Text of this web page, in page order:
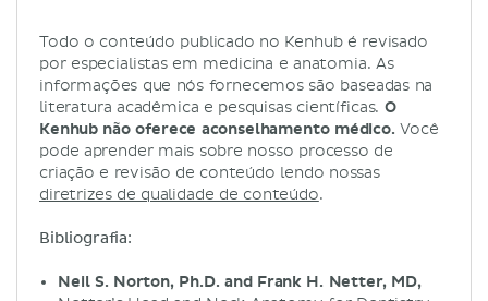
Todo o conteúdo publicado no Kenhub é revisado
por especialistas em medicina e anatomia. As
informações que nós fornecemos são baseadas na
literatura acadêmica e pesquisas científicas. O
Kenhub não oferece aconselhamento médico. Você
pode aprender mais sobre nosso processo de
criação e revisão de conteúdo lendo nossas
diretrizes de qualidade de conteúdo.
Bibliografia:
Neil S. Norton, Ph.D. and Frank H. Netter, MD,